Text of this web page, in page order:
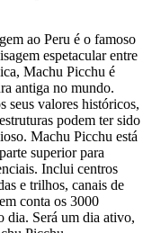
ao Peru é o famoso
espetacular entre
Machu Picchu é
antiga no mundo.
seus valores históricos,
podem ter sido
Machu Picchu está
superior para
Inclui centros
e trilhos, canais de
conta os 3000
dia. Será um dia ativo,